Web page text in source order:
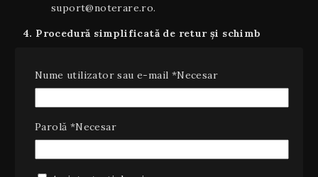
suport@noterare.ro.
4. Procedură simplificată de retur și schimb
preplătit sau instrucțiuni de expediere.
Produsele returnate și rambursate integral vor
fi procesate în termen de 5–7 zile lucrătoare de
la primirea coletului în depozit.
Pentru orice nelămuriri legate de livrare, retur sau
garanţie, vă rugăm să ne contactați la telefoanele și
Nume utilizator sau e-mail *Necesar
Parolă *Necesar